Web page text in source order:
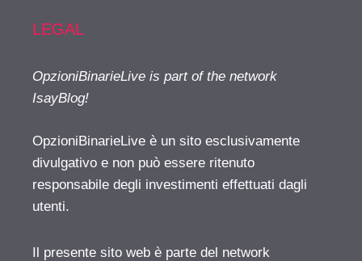
LEGAL
OpzioniBinarieLive is part of the network
IsayBlog!
OpzioniBinarieLive è un sito esclusivamente
divulgativo e non può essere ritenuto
responsabile degli investimenti effettuati dagli
utenti.
Il presente sito web è parte del network